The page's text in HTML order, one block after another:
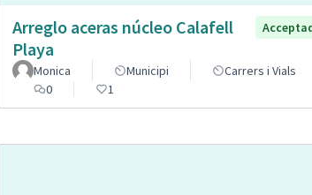
Arreglo aceras núcleo Calafell
Playa
Monica Municipi
Carrers i Vials
0
1